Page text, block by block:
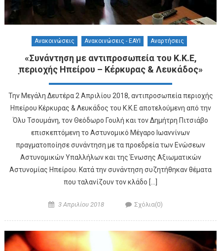
Ανακοινώσεις Ανακοινώσεις - ΕΑΥΙ Αναρτήσεις
«Συνάντηση με αντιπροσωπεία του Κ.Κ.Ε,
̟περιοχής Ηπείρου – Κέρκυρας & Λευκάδος»
Την Μεγάλη Δευτέρα 2 Απριλίου 2018, αντιπροσωπεία περιοχής
Ηπείρου Κέρκυρας & Λευκάδος του Κ.Κ.Ε αποτελούμενη από την
Όλυ Τσουμάνη, τον Θεόδωρο Γουλή και τον Δημήτρη Πιτσιάβο
επισκεπτόμενη το Αστυνομικό Μέγαρο Ιωαννίνων
πραγματοποίησε συνάντηση με τα προεδρεία των Ενώσεων
Αστυνομικών Υπαλλήλων και της Ένωσης Αξιωματικών
Αστυνομίας Ηπείρου. Κατά την συνάντηση συζητήθηκαν θέματα
που ταλανίζουν τον κλάδο […]
Posted on
3 Απριλίου 2018 Author Σχόλια(0)